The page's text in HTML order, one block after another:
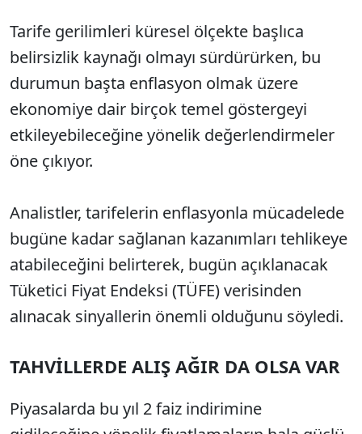
Tarife gerilimleri küresel ölçekte başlıca
belirsizlik kaynağı olmayı sürdürürken, bu
durumun başta enflasyon olmak üzere
ekonomiye dair birçok temel göstergeyi
etkileyebileceğine yönelik değerlendirmeler
öne çıkıyor.
Analistler, tarifelerin enflasyonla mücadelede
bugüne kadar sağlanan kazanımları tehlikeye
atabileceğini belirterek, bugün açıklanacak
Tüketici Fiyat Endeksi (TÜFE) verisinden
alınacak sinyallerin önemli olduğunu söyledi.
TAHVİLLERDE ALIŞ AĞIR DA OLSA VAR
Piyasalarda bu yıl 2 faiz indirimine